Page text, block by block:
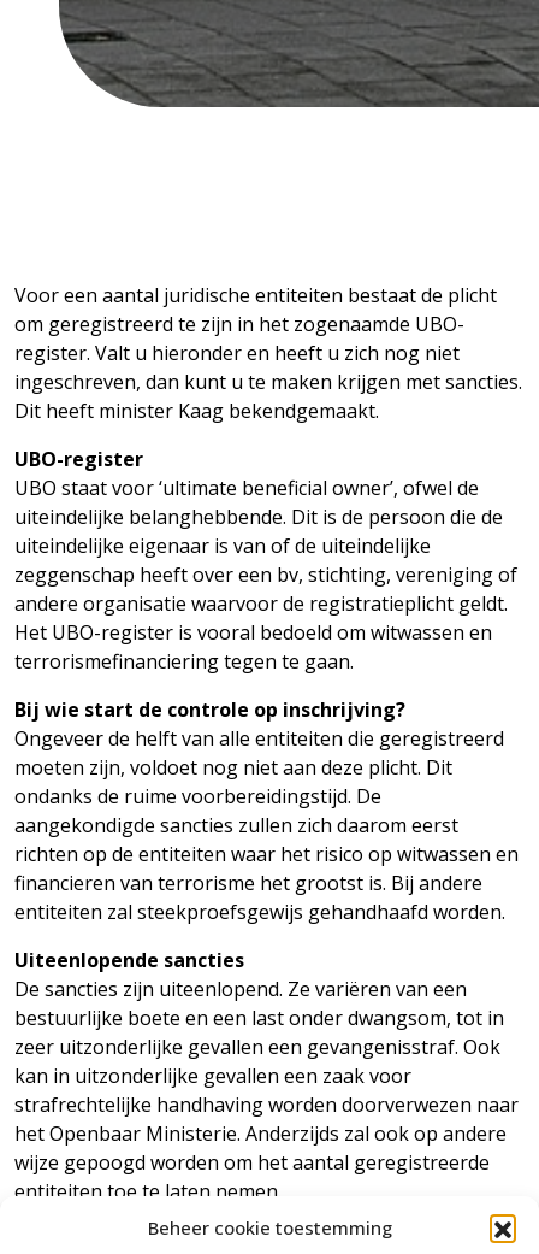
Beheer cookie toestemming
Voor een aantal juridische entiteiten bestaat de plicht
om geregistreerd te zijn in het zogenaamde UBO-
register. Valt u hieronder en heeft u zich nog niet
ingeschreven, dan kunt u te maken krijgen met sancties.
Dit heeft minister Kaag bekendgemaakt.
UBO-register
UBO staat voor ‘ultimate beneficial owner’, ofwel de
uiteindelijke belanghebbende. Dit is de persoon die de
uiteindelijke eigenaar is van of de uiteindelijke
zeggenschap heeft over een bv, stichting, vereniging of
andere organisatie waarvoor de registratieplicht geldt.
Het UBO-register is vooral bedoeld om witwassen en
terrorismefinanciering tegen te gaan.
Bij wie start de controle op inschrijving?
Ongeveer de helft van alle entiteiten die geregistreerd
moeten zijn, voldoet nog niet aan deze plicht. Dit
ondanks de ruime voorbereidingstijd. De
aangekondigde sancties zullen zich daarom eerst
richten op de entiteiten waar het risico op witwassen en
financieren van terrorisme het grootst is. Bij andere
entiteiten zal steekproefsgewijs gehandhaafd worden.
Uiteenlopende sancties
De sancties zijn uiteenlopend. Ze variëren van een
bestuurlijke boete en een last onder dwangsom, tot in
zeer uitzonderlijke gevallen een gevangenisstraf. Ook
kan in uitzonderlijke gevallen een zaak voor
strafrechtelijke handhaving worden doorverwezen naar
het Openbaar Ministerie. Anderzijds zal ook op andere
wijze gepoogd worden om het aantal geregistreerde
entiteiten toe te laten nemen.
Nog niet ingeschreven?